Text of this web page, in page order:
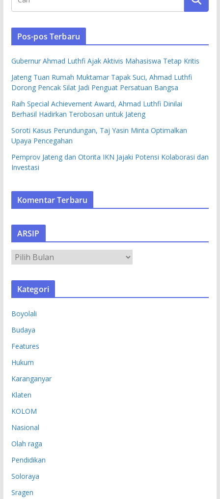
Pos-pos Terbaru
Gubernur Ahmad Luthfi Ajak Aktivis Mahasiswa Tetap Kritis
Jateng Tuan Rumah Muktamar Tapak Suci, Ahmad Luthfi
Dorong Pencak Silat Jadi Penguat Persatuan Bangsa
Raih Special Achievement Award, Ahmad Luthfi Dinilai
Berhasil Hadirkan Terobosan untuk Jateng
Soroti Kasus Perundungan, Taj Yasin Minta Optimalkan
Upaya Pencegahan
Pemprov Jateng dan Otorita IKN Jajaki Potensi Kolaborasi dan
Investasi
Komentar Terbaru
ARSIP
S
Kategori
Boyolali
Budaya
Features
Hukum
Karanganyar
Klaten
KOLOM
Nasional
Olah raga
Pendidikan
Soloraya
Sragen